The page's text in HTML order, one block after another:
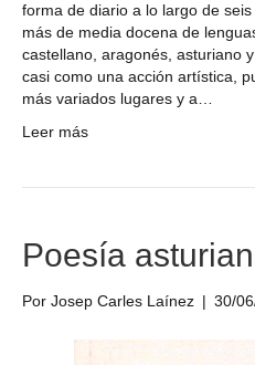
forma de diario a lo largo de
más de media docena de
castellano, aragonés, asturiano
casi como una acción artística,
más variados lugares y a…
Leer más
Poesía
Por Josep Carles Laínez | 30/